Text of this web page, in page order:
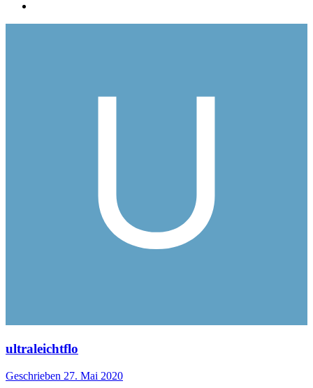
ultraleichtflo
Geschrieben 27. Mai 2020